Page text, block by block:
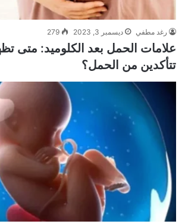
رغد مطفي ديسمبر 3, 2023 279
علامات الحمل بعد الكلوميد: متى
تتأكدين من الحمل؟